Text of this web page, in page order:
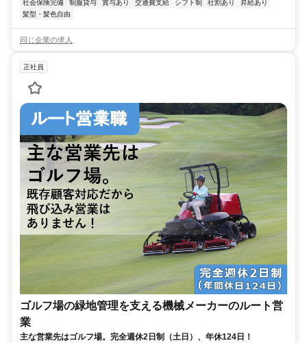
社会保険完備
制服貸与 賞与あり 交通費支給 シフト制 社割あり
昇給あり
髪型・髪色自由
同じ企業の求人
正社員
ゴルフ場の緑地管理を支える機械メーカーのルート営
業
主な営業先はゴルフ場。完全週休2日制（土日）、年休124日！